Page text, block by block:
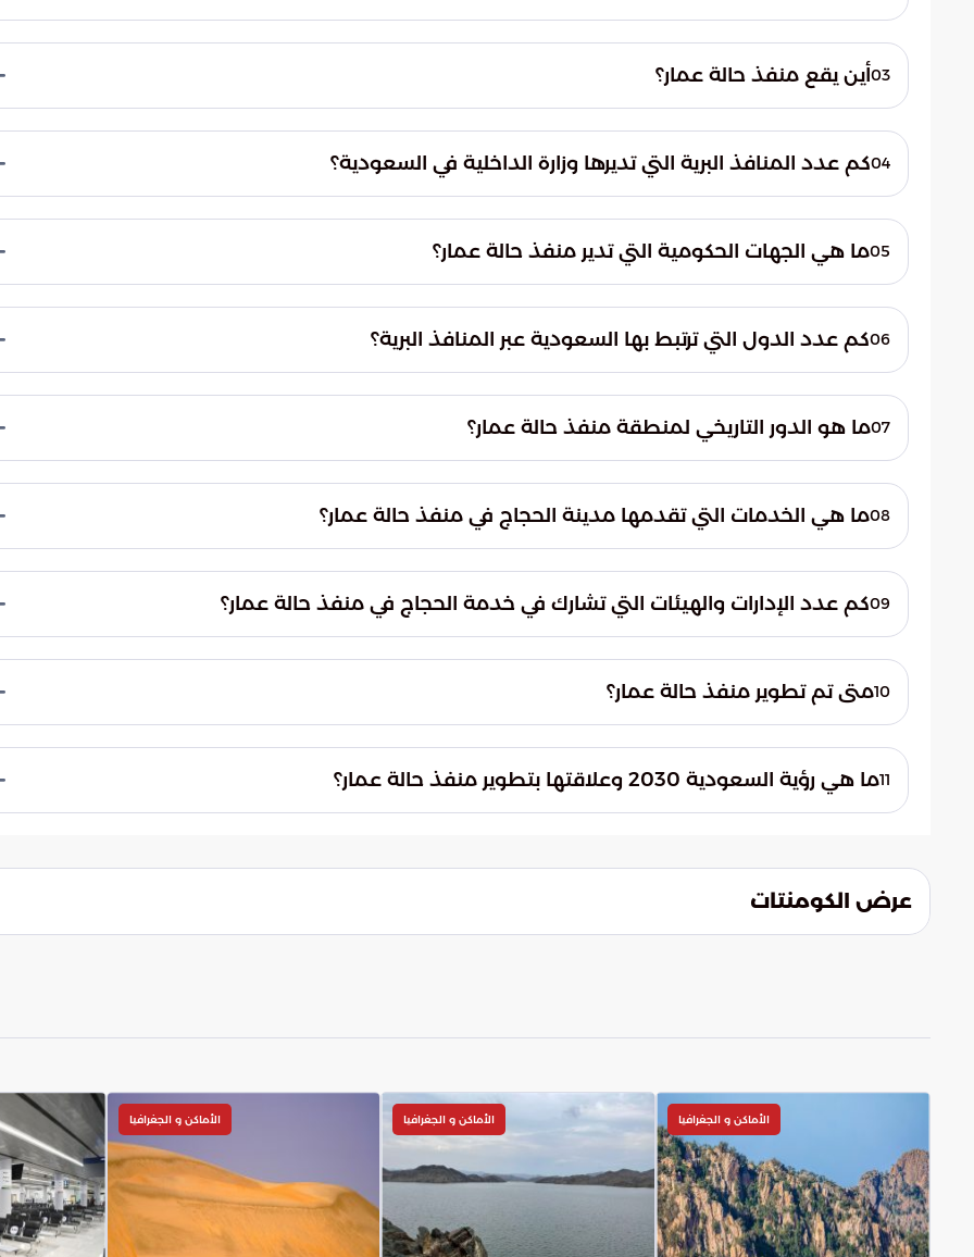
بالمملكة الأردنية الهاشمية.03أين يقع منفذ حالة عمار؟
04كم عدد المنافذ البرية التي تديرها وزارة الداخلية في السعودية؟
05ما هي الجهات الحكومية التي تدير منفذ حالة عمار؟
لحرس الحدود، وهيئة الزكاة والضريبة والجمارك.06كم عدد الدول التي ترتبط بها السعودية عبر المنافذ البرية؟
07ما هو الدور التاريخي لمنطقة منفذ حالة عمار؟
08ما هي الخدمات التي تقدمها مدينة الحجاج في منفذ حالة عمار؟
مواسم الحج والعمرة.09كم عدد الإدارات والهيئات التي تشارك في خدمة الحجاج في منفذ حالة عمار؟
10متى تم تطوير منفذ حالة عمار؟
11ما هي رؤية السعودية 2030 وعلاقتها بتطوير منفذ حالة عمار؟
عرض الكومنتات
الأماكن و الجغرافيا الأماكن و الجغرافيا الأماكن و الجغرافيا